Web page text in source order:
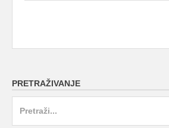
PRETRAŽIVANJE